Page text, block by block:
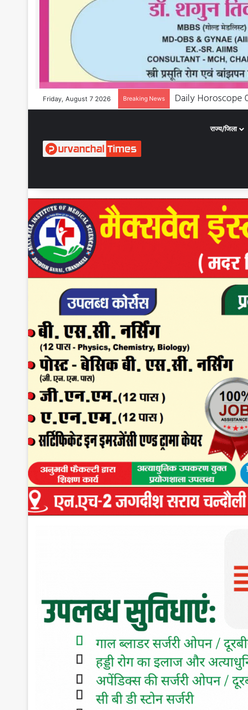
Friday, August 7 2026 Breaking News
राज्य/जिला